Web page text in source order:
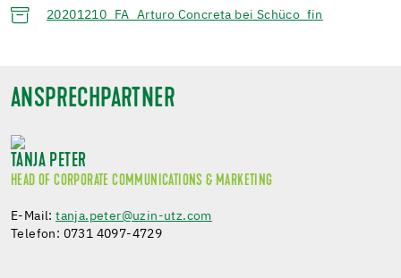
20201210_FA_Arturo Concreta bei Schüco_fin
ANSPRECHPARTNER
TANJA PETER
HEAD OF CORPORATE COMMUNICATIONS & MARKETING
E-Mail:tanja.peter@uzin-utz.com
Telefon: 0731 4097-4729